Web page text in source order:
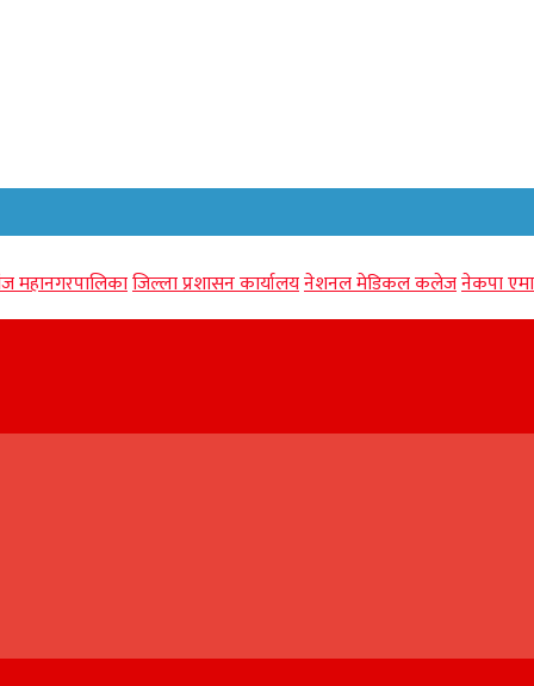
महानगरपालिकाजिल्ला प्रशासन कार्यालयनेशनल मेडिकल कलेजनेकपा